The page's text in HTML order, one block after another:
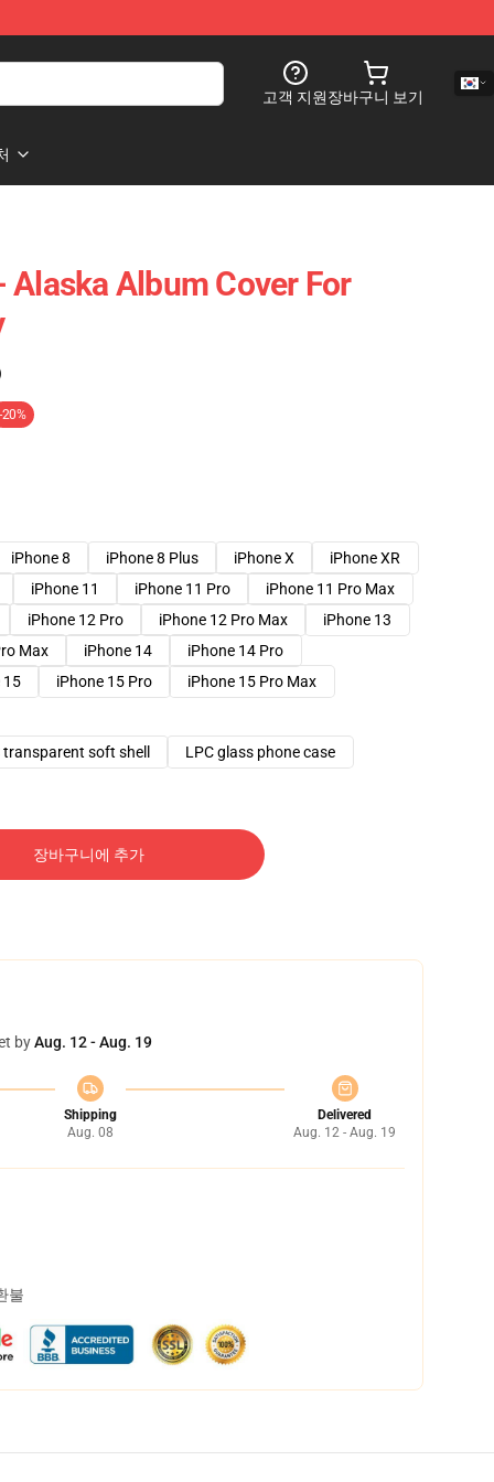
고객 지원장바구니 보기
Alaska Album Cover For
-20%
iPhone 8 iPhone 8 Plus iPhone X
iPhone XR
iPhone 11 iPhone 11 Pro
iPhone 11 Pro Max
iPhone 12 Pro iPhone 12 Pro Max
iPhone 13
Max iPhone 14
iPhone 14 Pro
15 iPhone 15 Pro
iPhone 15 Pro Max
transparent soft shell LPC glass phone case
장바구니에 추가
byAug. 12 - Aug. 19
Shipping
Aug. 08
Delivered
Aug. 12 - Aug. 19
불